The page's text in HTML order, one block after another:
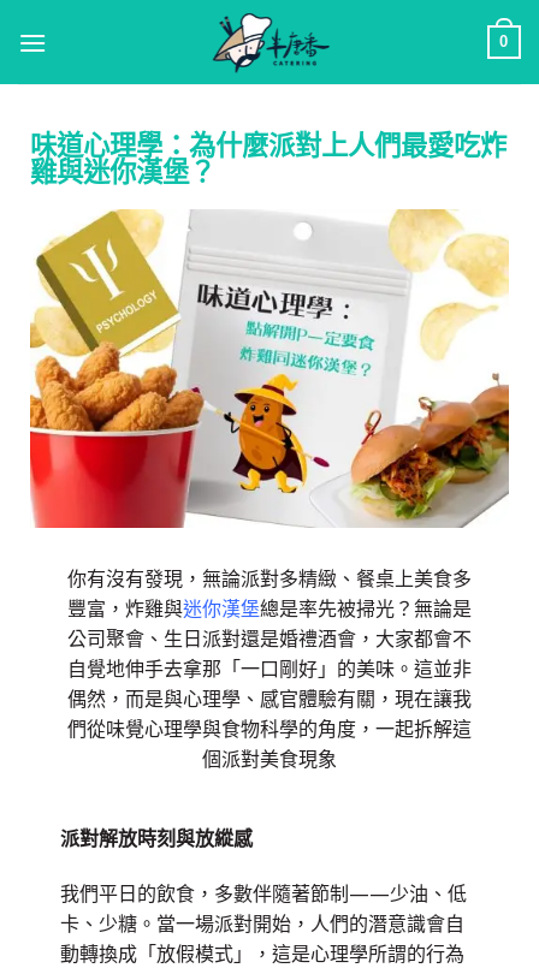
0
味道心理學：為什麼派對上人們最愛吃炸
雞與迷你漢堡？
你有沒有發現，無論派對多精緻、餐桌上美食多
豐富，炸雞與迷你漢堡總是率先被掃光？無論是
公司聚會、生日派對還是婚禮酒會，大家都會不
自覺地伸手去拿那「一口剛好」的美味。這並非
偶然，而是與心理學、感官體驗有關，現在讓我
們從味覺心理學與食物科學的角度，一起拆解這
個派對美食現象
派對解放時刻與放縱感
我們平日的飲食，多數伴隨著節制——少油、低
卡、少糖。當一場派對開始，人們的潛意識會自
動轉換成「放假模式」，這是心理學所謂的行為